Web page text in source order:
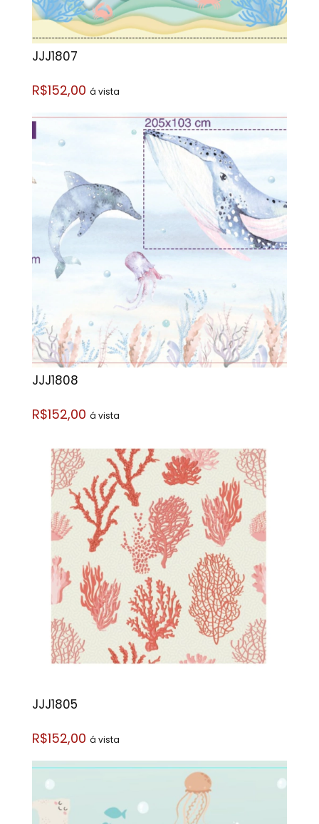
JJJ1807
R$152,00 á vista
JJJ1808
R$152,00 á vista
JJJ1805
R$152,00 á vista